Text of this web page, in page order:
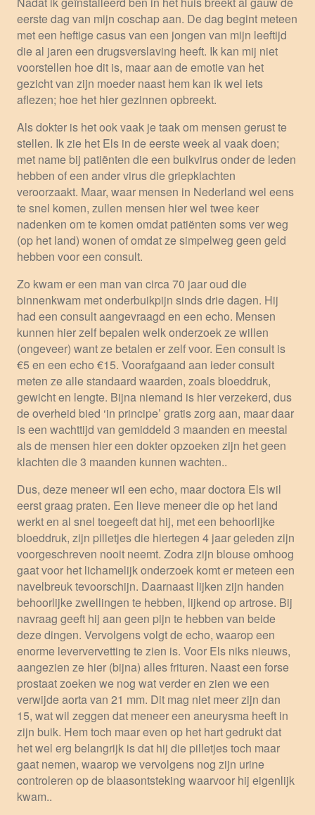
eerste dag van mijn coschap aan. De dag begint meteen
met een heftige casus van een jongen van mijn leeftijd
die al jaren een drugsverslaving heeft. Ik kan mij niet
voorstellen hoe dit is, maar aan de emotie van het
gezicht van zijn moeder naast hem kan ik wel iets
aflezen; hoe het hier gezinnen opbreekt.
Als dokter is het ook vaak je taak om mensen gerust te
stellen. Ik zie het Els in de eerste week al vaak doen;
met name bij patiënten die een buikvirus onder de leden
hebben of een ander virus die griepklachten
veroorzaakt. Maar, waar mensen in Nederland wel eens
te snel komen, zullen mensen hier wel twee keer
nadenken om te komen omdat patiënten soms ver weg
(op het land) wonen of omdat ze simpelweg geen geld
hebben voor een consult.
Zo kwam er een man van circa 70 jaar oud die
binnenkwam met onderbuikpijn sinds drie dagen. Hij
had een consult aangevraagd en een echo. Mensen
kunnen hier zelf bepalen welk onderzoek ze willen
(ongeveer) want ze betalen er zelf voor. Een consult is
€5 en een echo €15. Voorafgaand aan ieder consult
meten ze alle standaard waarden, zoals bloeddruk,
gewicht en lengte. Bijna niemand is hier verzekerd, dus
de overheid bied ‘in principe’ gratis zorg aan, maar daar
is een wachttijd van gemiddeld 3 maanden en meestal
als de mensen hier een dokter opzoeken zijn het geen
klachten die 3 maanden kunnen wachten..
Dus, deze meneer wil een echo, maar doctora Els wil
eerst graag praten. Een lieve meneer die op het land
werkt en al snel toegeeft dat hij, met een behoorlijke
bloeddruk, zijn pilletjes die hiertegen 4 jaar geleden zijn
voorgeschreven nooit neemt. Zodra zijn blouse omhoog
gaat voor het lichamelijk onderzoek komt er meteen een
navelbreuk tevoorschijn. Daarnaast lijken zijn handen
behoorlijke zwellingen te hebben, lijkend op artrose. Bij
navraag geeft hij aan geen pijn te hebben van beide
deze dingen. Vervolgens volgt de echo, waarop een
enorme leververvetting te zien is. Voor Els niks nieuws,
aangezien ze hier (bijna) alles frituren. Naast een forse
prostaat zoeken we nog wat verder en zien we een
verwijde aorta van 21 mm. Dit mag niet meer zijn dan
15, wat wil zeggen dat meneer een aneurysma heeft in
zijn buik. Hem toch maar even op het hart gedrukt dat
het wel erg belangrijk is dat hij die pilletjes toch maar
gaat nemen, waarop we vervolgens nog zijn urine
controleren op de blaasontsteking waarvoor hij eigenlijk
kwam..